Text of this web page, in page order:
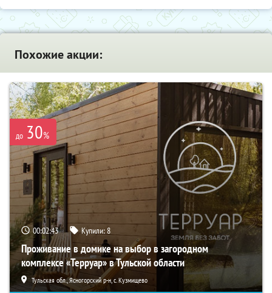
Похожие акции:
до 30%
00:02:41 Купили:8
Проживание в домике на выбор в загородном
комплексе «Терруар» в Тульской области
Тульская обл., Ясногорский р-н, с. Кузмищево